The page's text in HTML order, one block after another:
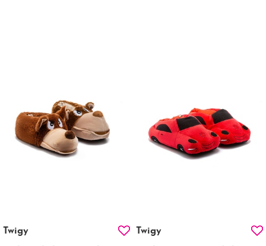
Twigy Twigy